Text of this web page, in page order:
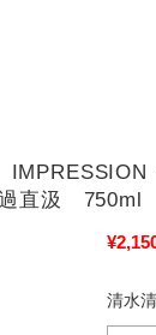
直汲 750ml
清水